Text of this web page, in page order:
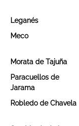
Leganés
Meco
Morata de Tajuña
Paracuellos de
Jarama
Robledo de Chavela